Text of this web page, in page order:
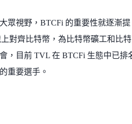
眾視野，BTCFi 的重要性就逐漸提
對齊比特幣，為比特幣礦工和比
，目前 TVL 在 BTCFi 生態中已排
重要選手。